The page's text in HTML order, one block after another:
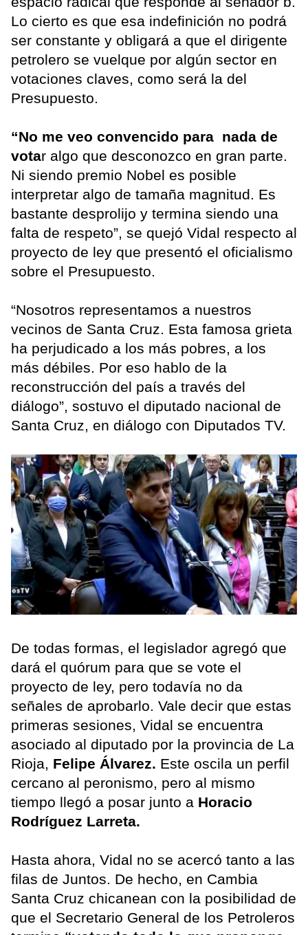
Lo cierto es que esa indefinición no podrá
ser constante y obligará a que el dirigente
petrolero se vuelque por algún sector en
votaciones claves, como será la del
Presupuesto.
“No me veo convencido para nada de
votar algo que desconozco en gran parte.
Ni siendo premio Nobel es posible
interpretar algo de tamaña magnitud. Es
bastante desprolijo y termina siendo una
falta de respeto”, se quejó Vidal respecto al
proyecto de ley que presentó el oficialismo
sobre el Presupuesto.
“Nosotros representamos a nuestros
vecinos de Santa Cruz. Esta famosa grieta
ha perjudicado a los más pobres, a los
más débiles. Por eso hablo de la
reconstrucción del país a través del
diálogo”, sostuvo el diputado nacional de
Santa Cruz, en diálogo con Diputados TV.
De todas formas, el legislador agregó que
dará el quórum para que se vote el
proyecto de ley, pero todavía no da
señales de aprobarlo. Vale decir que estas
primeras sesiones, Vidal se encuentra
asociado al diputado por la provincia de La
Rioja, Felipe Álvarez. Este oscila un perfil
cercano al peronismo, pero al mismo
tiempo llegó a posar junto a Horacio
Rodríguez Larreta.
Hasta ahora, Vidal no se acercó tanto a las
filas de Juntos. De hecho, en Cambia
Santa Cruz chicanean con la posibilidad de
que el Secretario General de los Petroleros